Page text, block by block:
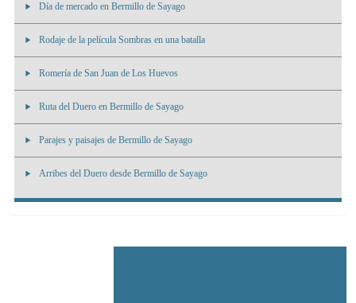
Día de mercado en Bermillo de Sayago
Rodaje de la película Sombras en una batalla
Romería de San Juan de Los Huevos
Ruta del Duero en Bermillo de Sayago
Parajes y paisajes de Bermillo de Sayago
Arribes del Duero desde Bermillo de Sayago